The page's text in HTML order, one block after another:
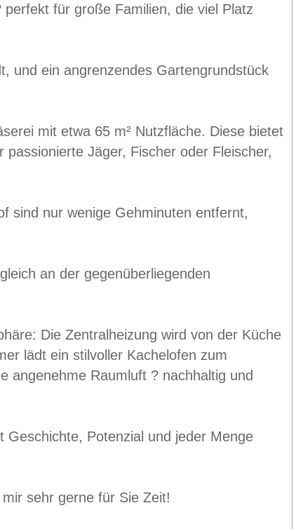
für große Familien, die viel Platz
und ein angrenzendes Gartengrundstück
mit etwa 65 m² Nutzfläche. Diese bietet
Jäger, Fischer oder Fleischer,
sind nur wenige Gehminuten entfernt,
an der gegenüberliegenden
Die Zentralheizung wird von der Küche
lädt ein stilvoller Kachelofen zum
angenehme Raumluft ? nachhaltig und
Geschichte, Potenzial und jeder Menge
sehr gerne für Sie Zeit!